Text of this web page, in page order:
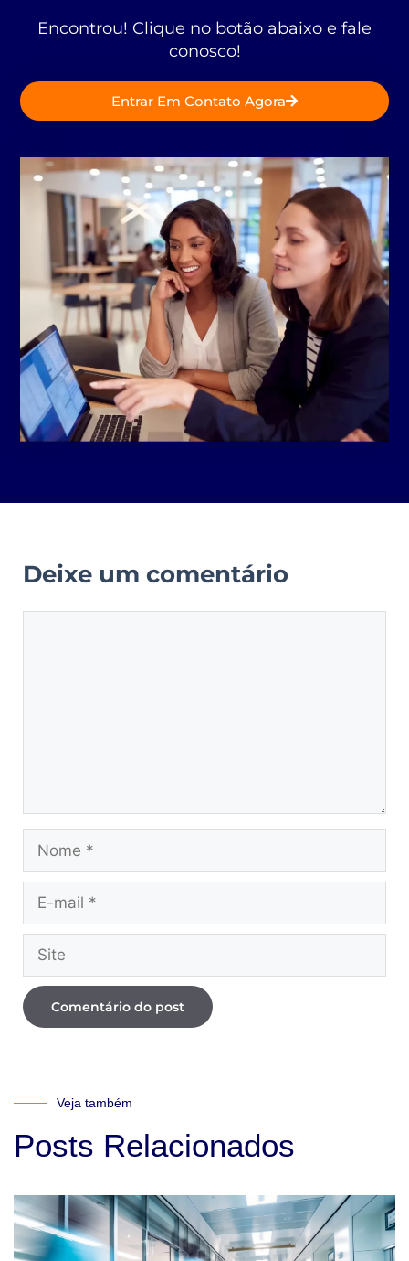
Encontrou! Clique no botão abaixo e fale
conosco!
Entrar Em Contato Agora
Deixe um comentário
Veja também
Posts Relacionados